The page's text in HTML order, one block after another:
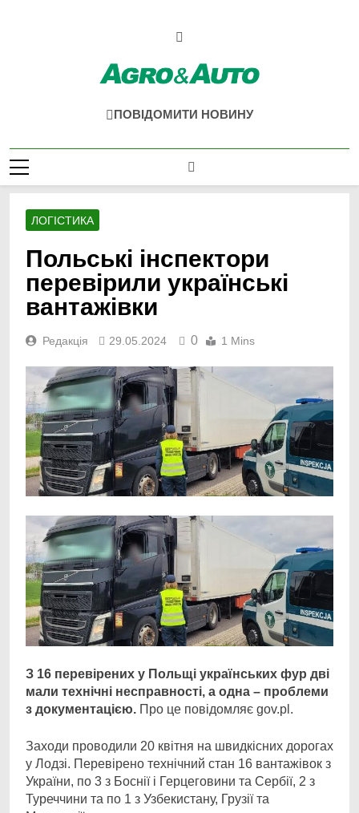
Agro & Auto
ПОВІДОМИТИ НОВИНУ
ЛОГІСТИКА
Польські інспектори
перевірили українські
вантажівки
Редакція 29.05.2024 0 1 Mins
З 16 перевірених у Польщі українських фур дві
мали технічні несправності, а одна – проблеми
з документацією. Про це повідомляє gov.pl.
Заходи проводили 20 квітня на швидкісних дорогах
у Лодзі. Перевірено технічний стан 16 вантажівок з
України, по 3 з Боснії і Герцеговини та Сербії, 2 з
Туреччини та по 1 з Узбекистану, Грузії та